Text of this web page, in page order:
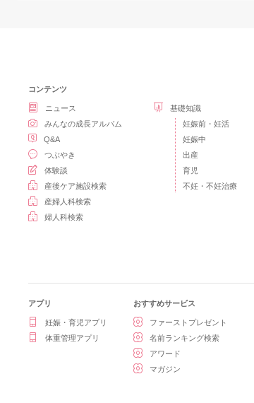
コンテンツ
ニュース
みんなの成長アルバム
Q&A
つぶやき
体験談
産後ケア施設検索
産婦人科検索
婦人科検索
基礎知識
妊娠前・妊活
妊娠中
出産
育児
不妊・不妊治療
アプリ
妊娠・育児アプリ
体重管理アプリ
おすすめサービス
ファーストプレゼント
名前ランキング検索
アワード
マガジン